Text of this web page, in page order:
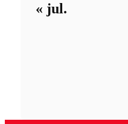
« jul.